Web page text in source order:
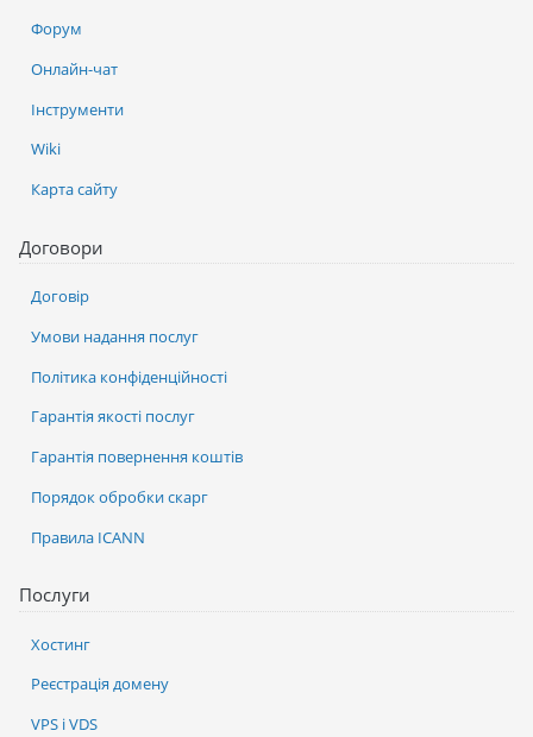
Послуги
Хостинг
Реєстрація домену
VPS і VDS
Форум
Онлайн-чат
Інструменти
Wiki
Карта сайту
Договори
Договір
Умови надання послуг
Політика конфіденційності
Гарантія якості послуг
Гарантія повернення коштів
Порядок обробки скарг
Правила ICANN